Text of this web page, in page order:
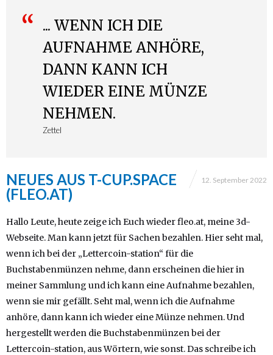
“ ... WENN ICH DIE
AUFNAHME ANHÖRE,
DANN KANN ICH
WIEDER EINE MÜNZE
NEHMEN.
Zettel
NEUES AUS T-CUP.SPACE
(FLEO.AT)
12. September 2022
Hallo Leute, heute zeige ich Euch wieder fleo.at, meine 3d-
Webseite. Man kann jetzt für Sachen bezahlen. Hier seht mal,
wenn ich bei der „Lettercoin-station“ für die
Buchstabenmünzen nehme, dann erscheinen die hier in
meiner Sammlung und ich kann eine Aufnahme bezahlen,
wenn sie mir gefällt. Seht mal, wenn ich die Aufnahme
anhöre, dann kann ich wieder eine Münze nehmen. Und
hergestellt werden die Buchstabenmünzen bei der
Lettercoin-station, aus Wörtern, wie sonst. Das schreibe ich